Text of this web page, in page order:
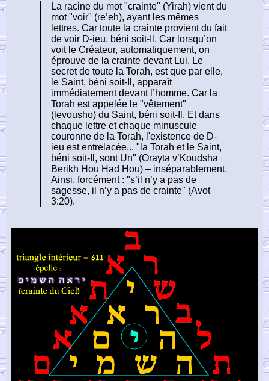
La racine du mot "crainte" (Yirah) vient du
mot "voir" (re’eh), ayant les mêmes
lettres. Car toute la crainte provient du fait
de voir D-ieu, béni soit-Il. Car lorsqu’on
voit le Créateur, automatiquement, on
éprouve de la crainte devant Lui. Le
secret de toute la Torah, est que par elle,
le Saint, béni soit-Il, apparaît
immédiatement devant l’homme. Car la
Torah est appelée le "vêtement"
(levousho) du Saint, béni soit-Il. Et dans
chaque lettre et chaque minuscule
couronne de la Torah, l'existence de D-
ieu est entrelacée... "la Torah et le Saint,
béni soit-Il, sont Un" (Orayta v’Koudsha
Berikh Hou Had Hou) – inséparablement.
Ainsi, forcément : "s’il n’y a pas de
sagesse, il n’y a pas de crainte" (Avot
3:20).